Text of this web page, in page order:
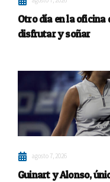
Otro día en la oficina
disfrutar y soñar
agosto 7, 2026
Guinart y Alonso,